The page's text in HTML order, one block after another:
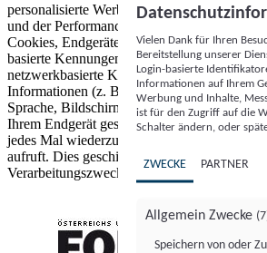
personalisierte Werbung und Inhalte,
und der Performance von Inhalten sowie
Cookies, Endgeräte- oder ähnliche Online-
basierte Kennungen, zufällig generierte
netzwerkbasierte Kennungen) können
Informationen (z. B. Browsertyp und
Sprache, Bildschirmgröße, unterstützte
Ihrem Endgerät gespeichert oder von dort
jedes Mal wiederzuerkennen, wenn es eine
aufruft. Dies geschieht für einen oder
Verarbeitungszwecke.
Vielen Dank für Ihren
Bereitstellung unserer
Login-basierte
Informationen auf Ihrem
Werbung und Inhalte,
ist für den Zugriff auf die
Schalter ändern, oder
ZWECKE PARTNER
Allgemein Zwecke
Speichern von oder